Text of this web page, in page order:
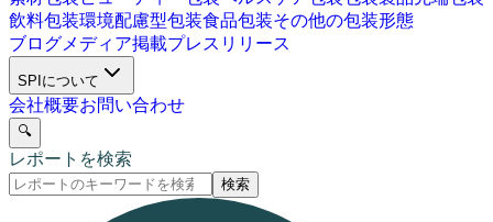
飲料包装環境配慮型包装食品包装その他の包装形態
ブログメディア掲載プレスリリース
SPIについて
会社概要お問い合わせ
🔍
レポートを検索
検索